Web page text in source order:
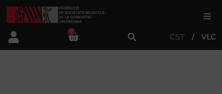
FSMCV
0
CST VLC